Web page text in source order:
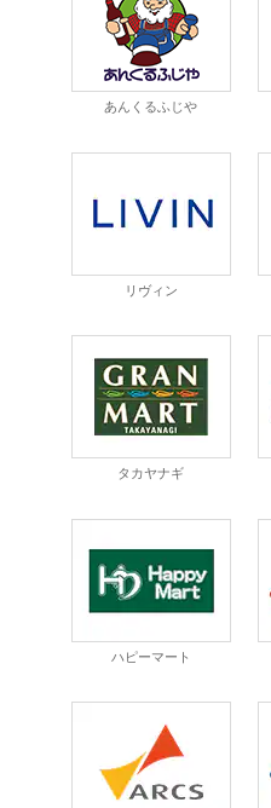
あんくるふじや
リヴィン
タカヤナギ
ハピーマート